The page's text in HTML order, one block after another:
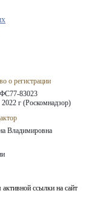
о регистрации
83023
2022 г (Роскомнадзор)
Владимировна
ссылки на сайт